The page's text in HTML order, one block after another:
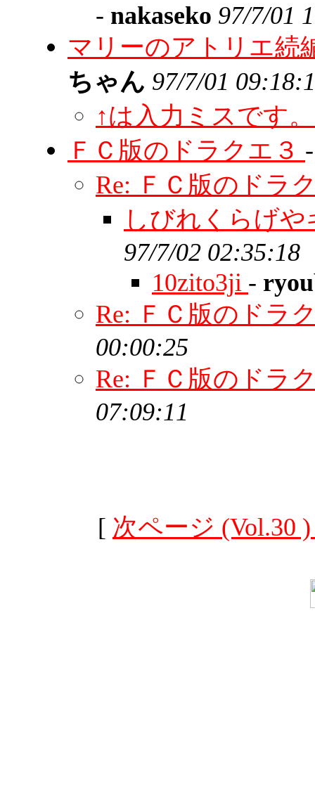
- nakaseko 97/7/01
マリーのアトリエ続
ちゃん 97/7/01
↑は入力ミスです
ＦＣ版のドラクエ３
Re: ＦＣ版のドラ
しびれくらげ
97/7/02 02:35:18
10zito3ji -
Re: ＦＣ版のドラ
00:00:25
Re: ＦＣ版のドラ
07:09:11
[ 次ページ (Vol.30